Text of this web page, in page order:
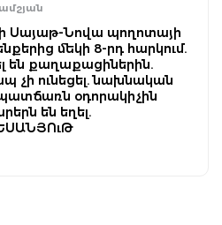
Սայաթ-Նովա պողոտայի
մեկի 8-րդ հարկում.
են քաղաքացիներին.
չի ունեցել. նախնական
պատճառն օդորակիչին
են եղել.